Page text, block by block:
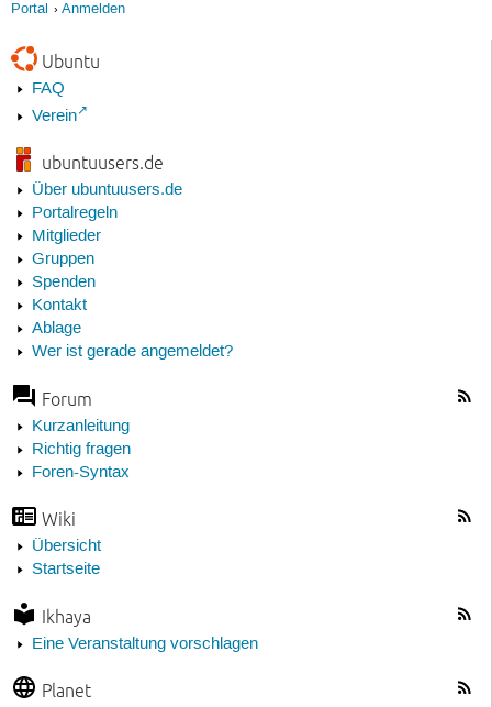
Portal Anmelden
Ubuntu
FAQ
Verein
ubuntuusers.de
Über ubuntuusers.de
Portalregeln
Mitglieder
Gruppen
Spenden
Kontakt
Ablage
Wer ist gerade angemeldet?
Forum
Kurzanleitung
Richtig fragen
Foren-Syntax
Wiki
Übersicht
Startseite
Ikhaya
Eine Veranstaltung vorschlagen
Planet